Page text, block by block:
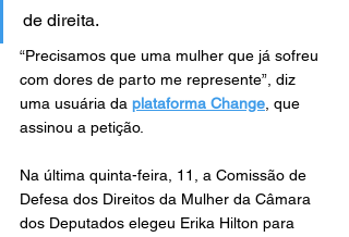
de direita.
“Precisamos que uma mulher que já sofreu
com dores de parto me represente”, diz
uma usuária da plataforma Change, que
assinou a petição.
Na última quinta-feira, 11, a Comissão de
Defesa dos Direitos da Mulher da Câmara
dos Deputados elegeu Erika Hilton para